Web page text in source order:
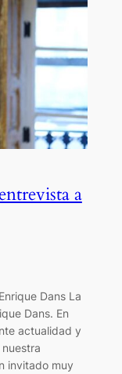
a
Dans La
Dans. En
actualidad y
invitado muy